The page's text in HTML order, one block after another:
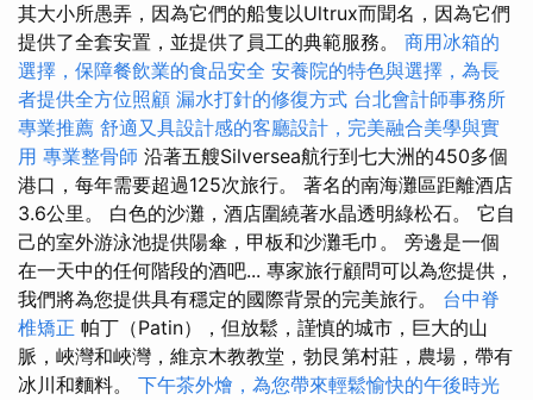
其大小所愚弄，因為它們的船隻以Ultrux而聞名，因為它們
提供了全套安置，並提供了員工的典範服務。 商用冰箱的
選擇，保障餐飲業的食品安全 安養院的特色與選擇，為長
者提供全方位照顧 漏水打針的修復方式 台北會計師事務所
專業推薦 舒適又具設計感的客廳設計，完美融合美學與實
用 專業整骨師 沿著五艘Silversea航行到七大洲的450多個
港口，每年需要超過125次旅行。 著名的南海灘區距離酒店
3.6公里。 白色的沙灘，酒店圍繞著水晶透明綠松石。 它自
己的室外游泳池提供陽傘，甲板和沙灘毛巾。 旁邊是一個
在一天中的任何階段的酒吧... 專家旅行顧問可以為您提供，
我們將為您提供具有穩定的國際背景的完美旅行。 台中脊
椎矯正 帕丁（Patin），但放鬆，謹慎的城市，巨大的山
脈，峽灣和峽灣，維京木教教堂，勃艮第村莊，農場，帶有
冰川和麵料。 下午茶外燴，為您帶來輕鬆愉快的午後時光